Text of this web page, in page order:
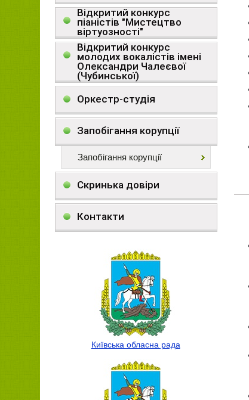
Відкритий конкурс
піаністів "Мистецтво
віртуозності"
Відкритий конкурс
молодих вокалістів імені
Олександри Чалеєвої
(Чубинської)
Оркестр-студія
Запобігання корупції
Запобігання корупції
Скринька довіри
Контакти
Київська обласна рада